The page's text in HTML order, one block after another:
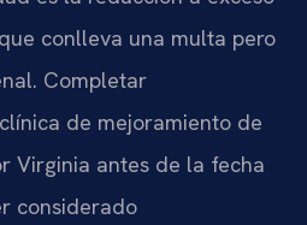
conlleva una multa pero
Completar
de mejoramiento de
Virginia antes de la fecha
considerado